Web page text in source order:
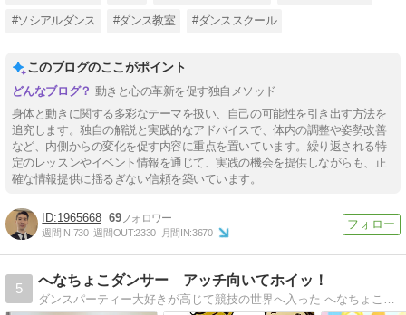
#ソシアルダンス #ダンス教室 #ダンススクール
このブログのここがポイント
動きと心の革新を促す独自メソッド
身体と動きに関する多彩なテーマを扱い、自己の可能性を引き出す方法を
追究します。独自の解説と実践的なアドバイスで、体内の調整や姿勢改善
など、内側からの変化を促す内容に重点を置いています。繰り返される特
定のレッスンやイベント情報を通じて、実践の機会を提供しながらも、正
確な情報提供に揺るぎない信頼を築いています。
1965668 69
週間IN:730 週間OUT:2330 月間IN:3670
5
へなちょこダンサー アッチ向いてホイッ！
ダンスパーティー大好きが高じて競技の世界へ入った へなちょこダンサーのブログ